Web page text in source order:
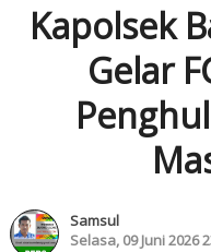
Kapolsek
Gelar
Samsul
Selasa, 09 Juni 2026